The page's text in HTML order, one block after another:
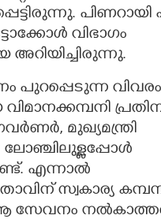
വിഭാഗം
പുറപ്പെടുന്ന വിവരം
ഗവർണർ, മുഖ്യമന്ത്രി
എന്നാൽ
സ്വകാര്യ
സേവനം